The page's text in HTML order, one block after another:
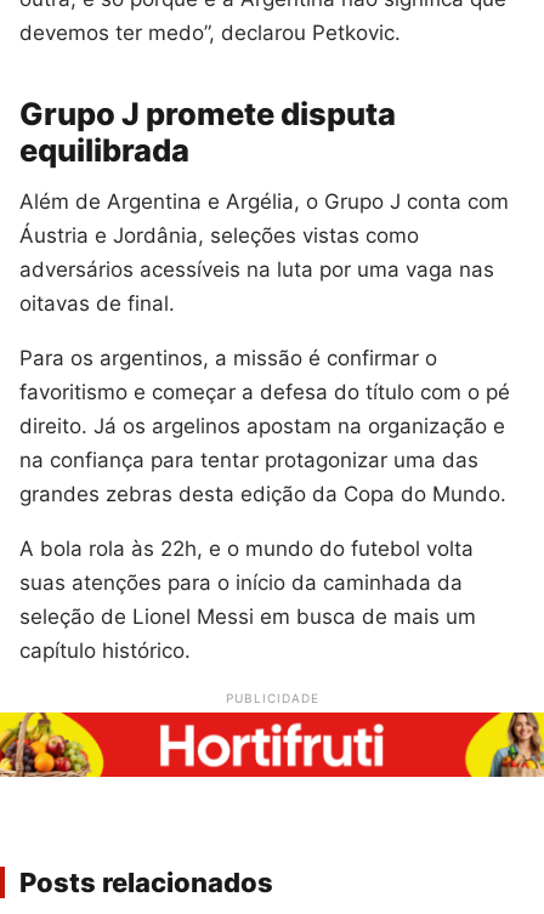
devemos ter medo”, declarou Petkovic.
Grupo J promete disputa
equilibrada
Além de Argentina e Argélia, o Grupo J conta com
Áustria e Jordânia, seleções vistas como
adversários acessíveis na luta por uma vaga nas
oitavas de final.
Para os argentinos, a missão é confirmar o
favoritismo e começar a defesa do título com o pé
direito. Já os argelinos apostam na organização e
na confiança para tentar protagonizar uma das
grandes zebras desta edição da Copa do Mundo.
A bola rola às 22h, e o mundo do futebol volta
suas atenções para o início da caminhada da
seleção de Lionel Messi em busca de mais um
capítulo histórico.
PUBLICIDADE
Posts relacionados